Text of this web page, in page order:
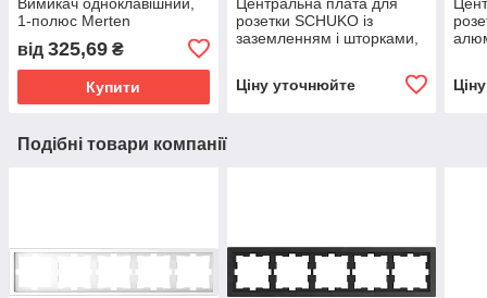
1-полюс Merten
від 325,69 ₴
Купити
розетки SCHUKO із
заземленням і шторками,
Ціну уточнюйте
Подібні товари компанії